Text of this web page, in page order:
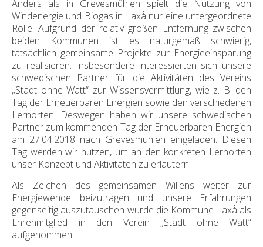
Anders als in Grevesmühlen spielt die Nutzung von
Windenergie und Biogas in Laxå nur eine untergeordnete
Rolle. Aufgrund der relativ großen Entfernung zwischen
beiden Kommunen ist es naturgemäß schwierig,
tatsächlich gemeinsame Projekte zur Energieeinsparung
zu realisieren. Insbesondere interessierten sich unsere
schwedischen Partner für die Aktivitäten des Vereins
„Stadt ohne Watt“ zur Wissensvermittlung, wie z. B. den
Tag der Erneuerbaren Energien sowie den verschiedenen
Lernorten. Deswegen haben wir unsere schwedischen
Partner zum kommenden Tag der Erneuerbaren Energien
am 27.04.2018 nach Grevesmühlen eingeladen. Diesen
Tag werden wir nutzen, um an den konkreten Lernorten
unser Konzept und Aktivitäten zu erläutern.
Als Zeichen des gemeinsamen Willens weiter zur
Energiewende beizutragen und unsere Erfahrungen
gegenseitig auszutauschen wurde die Kommune Laxå als
Ehrenmitglied in den Verein „Stadt ohne Watt“
aufgenommen.